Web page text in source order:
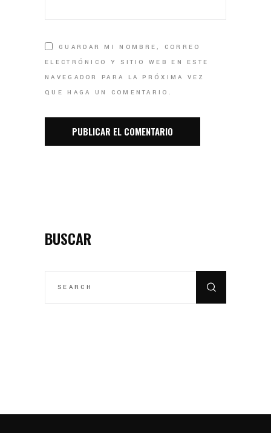
GUARDAR MI NOMBRE, CORREO
ELECTRÓNICO Y SITIO WEB EN ESTE
NAVEGADOR PARA LA PRÓXIMA VEZ
QUE HAGA UN COMENTARIO.
BUSCAR